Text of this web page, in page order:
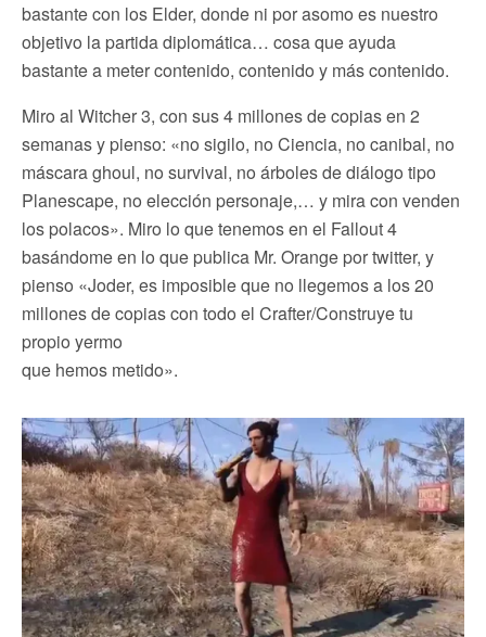
bastante con los Elder, donde ni por asomo es nuestro
objetivo la partida diplomática… cosa que ayuda
bastante a meter contenido, contenido y más contenido.
Miro al Witcher 3, con sus 4 millones de copias en 2
semanas y pienso: «no sigilo, no Ciencia, no canibal, no
máscara ghoul, no survival, no árboles de diálogo tipo
Planescape, no elección personaje,… y mira con venden
los polacos». Miro lo que tenemos en el Fallout 4
basándome en lo que publica Mr. Orange por twitter, y
pienso «Joder, es imposible que no llegemos a los 20
millones de copias con todo el Crafter/Construye tu
propio yermo
que hemos metido».